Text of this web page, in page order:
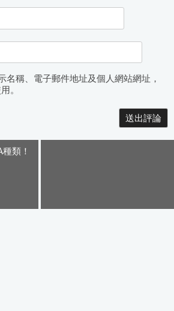
名稱、電子郵件地址及個人網站網址，
。
類！